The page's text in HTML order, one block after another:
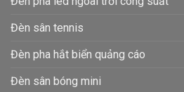
Đèn sân tennis
Đèn pha hắt biển quảng cáo
Đèn sân bóng mini